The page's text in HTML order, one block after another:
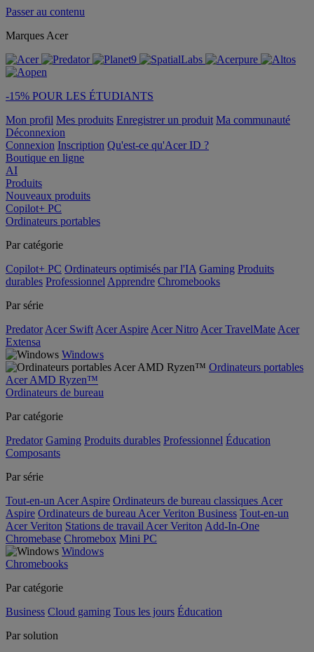
Passer au contenu
Marques Acer
-15% POUR LES ÉTUDIANTS
Mon profil Mes produits Enregistrer un produit Ma communauté
Déconnexion
Connexion Inscription Qu'est-ce qu'Acer ID ?
Boutique en ligne
AI
Produits
Nouveaux produits
Copilot+ PC
Ordinateurs portables
Par catégorie
Copilot+ PC Ordinateurs optimisés par l'IA Gaming Produits
durables Professionnel Apprendre Chromebooks
Par série
Predator Acer Swift Acer Aspire Acer Nitro Acer TravelMate Acer
Extensa
Windows
Ordinateurs portables
Acer AMD Ryzen™
Ordinateurs de bureau
Par catégorie
Predator Gaming Produits durables Professionnel Éducation
Composants
Par série
Tout-en-un Acer Aspire Ordinateurs de bureau classiques Acer
Aspire Ordinateurs de bureau Acer Veriton Business Tout-en-un
Acer Veriton Stations de travail Acer Veriton Add-In-One
Chromebase Chromebox Mini PC
Windows
Chromebooks
Par catégorie
Business Cloud gaming Tous les jours Éducation
Par solution